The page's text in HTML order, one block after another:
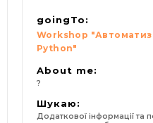
goingTo:
Workshop
Python"
About me:
?
Шукаю:
Додаткової інформації та